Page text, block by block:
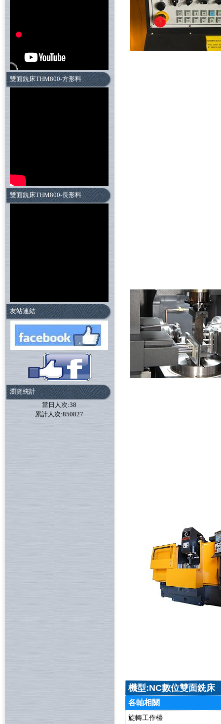
雙面銑床THM800-方形料
雙面銑床THM800-長形料
友站連結
瀏覽統計
當日人次:38
累計人次:850827
機型:NC數位雙面銑床
各軸相關
旋轉工作檯